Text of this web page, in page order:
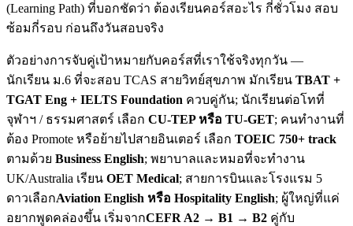
(Learning Path) ที่บอกชัดว่า ต้องเรียนคอร์สอะไร กี่ชั่วโมง สอบ
ซ้อมกี่รอบ ก่อนถึงวันสอบจริง
ตัวอย่างการจับคู่เป้าหมายกับคอร์สที่เราใช้จริงทุกวัน —
นักเรียน ม.6 ที่จะสอบ TCAS สายวิทย์สุขภาพ มักเรียน TBAT +
TGAT Eng + IELTS Foundation ควบคู่กัน; นักเรียนต่อโทที่
จุฬาฯ / ธรรมศาสตร์ เลือก CU-TEP หรือ TU-GET; คนทำงานที่
ต้อง Promote หรือย้ายไปสายอินเตอร์ เลือก TOEIC 750+ track
ตามด้วย Business English; พยาบาลและหมอที่จะทำงาน
UK/Australia เรียน OET Medical; สายการบินและโรงแรม 5
ดาวเลือกAviation English หรือ Hospitality English; ผู้ใหญ่ที่แค่
อยากพูดคล่องขึ้น เริ่มจากCEFR A2 → B1 → B2 คู่กับ